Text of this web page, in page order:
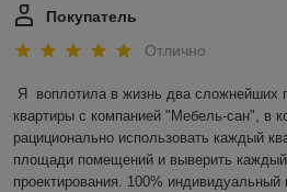
Покупатель
Отлично
Я  воплотила в жизнь два сложнейших
квартиры с компанией "Мебель-сан", в
рациционально использовать каждый
площади помещений и выверить
проектирования. 100%